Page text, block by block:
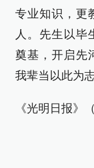
专业知识，更
人。先生以毕
奠基，开启先
我辈当以此为
《光明日报》